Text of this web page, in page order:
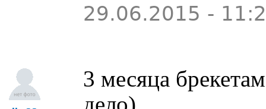
29.06.2015 -
3 месяца